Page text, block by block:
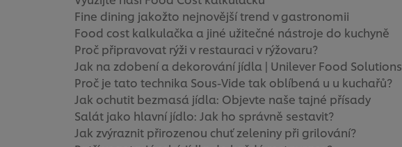
Fine dining jakožto nejnovější trend v gastronomii
Food cost kalkulačka a jiné užitečné nástroje do kuchyně
Proč připravovat rýži v restauraci v rýžovaru?
Jak na zdobení a dekorování jídla | Unilever Food Solutions
Proč je tato technika Sous-Vide tak oblíbená u u kuchařů?
Jak ochutit bezmasá jídla: Objevte naše tajné přísady
Salát jako hlavní jídlo: Jak ho správně sestavit?
Jak zvýraznit přirozenou chuť zeleniny při grilování?